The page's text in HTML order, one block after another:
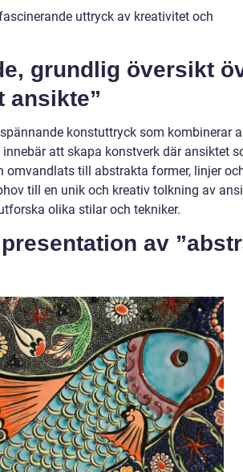
uttryck av kreativitet och
grundlig översikt
ansikte”
konstuttryck som kombinerar
att skapa konstverk där ansiktet
till abstrakta former, linjer
till en unik och kreativ tolkning av
olika stilar och tekniker.
av